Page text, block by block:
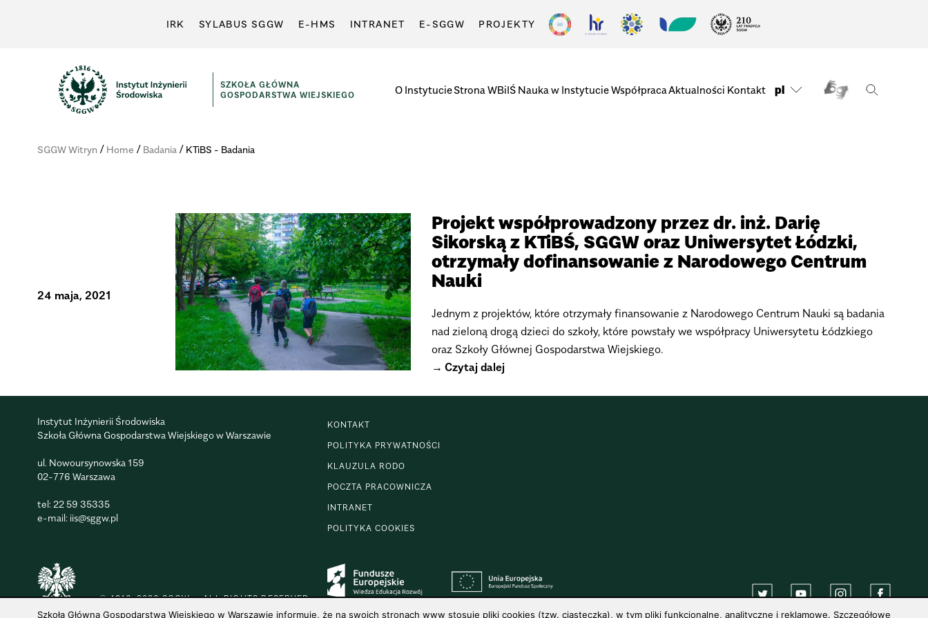
IRK SYLABUS SGGW E-HMS INTRANET E-SGGW PROJEKTY
Środowiska
SZKOŁA GŁÓWNA
GOSPODARSTWA WIEJSKIEGO
O InstytucieStrona WBiIŚ Nauka w InstytucieWspółpracaAktualności Kontakt pl
SGGW Witryn/ Home / Badania/ KTiBS - Badania
24 maja, 2021
Projekt współprowadzony przez dr. inż. Darię
Sikorską z KTiBŚ, SGGW oraz Uniwersytet Łódzki,
otrzymały dofinansowanie z Narodowego Centrum
Nauki
Jednym z projektów, które otrzymały finansowanie z Narodowego Centrum Nauki są badania
nad zieloną drogą dzieci do szkoły, które powstały we współpracy Uniwersytetu Łódzkiego
oraz Szkoły Głównej Gospodarstwa Wiejskiego.
Czytaj dalej
Instytut Inżynierii Środowiska
Szkoła Główna Gospodarstwa Wiejskiego w Warszawie
ul. Nowoursynowska 159
02-776 Warszawa
tel: 22 59 35335
e-mail: iis@sggw.pl
KONTAKT
POLITYKA PRYWATNOŚCI
KLAUZULA RODO
POCZTA PRACOWNICZA
INTRANET
POLITYKA COOKIES
© 1816–2026 SGGW — ALL RIGHTS RESERVED
Szkoła Główna Gospodarstwa Wiejskiego w Warszawie informuje, że na swoich stronach www stosuje pliki cookies (tzw. ciasteczka), w tym pliki funkcjonalne, analityczne i reklamowe. Szczegółowe